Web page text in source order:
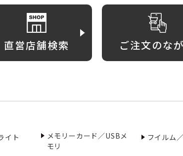
直営店舗検索 ご注文のな
イト
メモリーカード／USBメ
モリ
フイルム